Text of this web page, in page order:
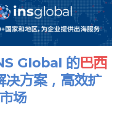
Global 的巴西
决方案，高效扩
场